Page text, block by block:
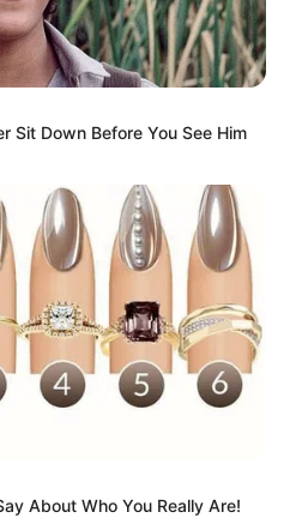
Sit Down Before You See Him
About Who You Really Are!